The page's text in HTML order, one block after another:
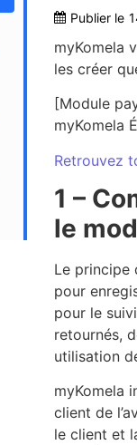
Publier le
myKomela
les créer
[Module
myKomela
Retrouvez
1 –
le
Le principe
pour
pour le
retournés,
utilisation
myKomela
client de
le client et